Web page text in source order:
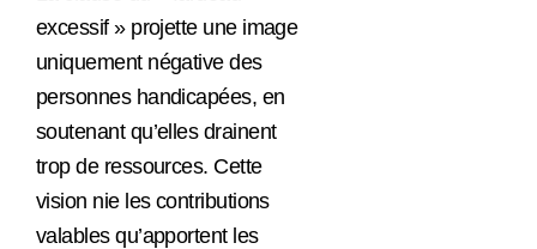
excessif » projette une image
uniquement négative des
personnes handicapées, en
soutenant qu’elles drainent
trop de ressources. Cette
vision nie les contributions
valables qu’apportent les